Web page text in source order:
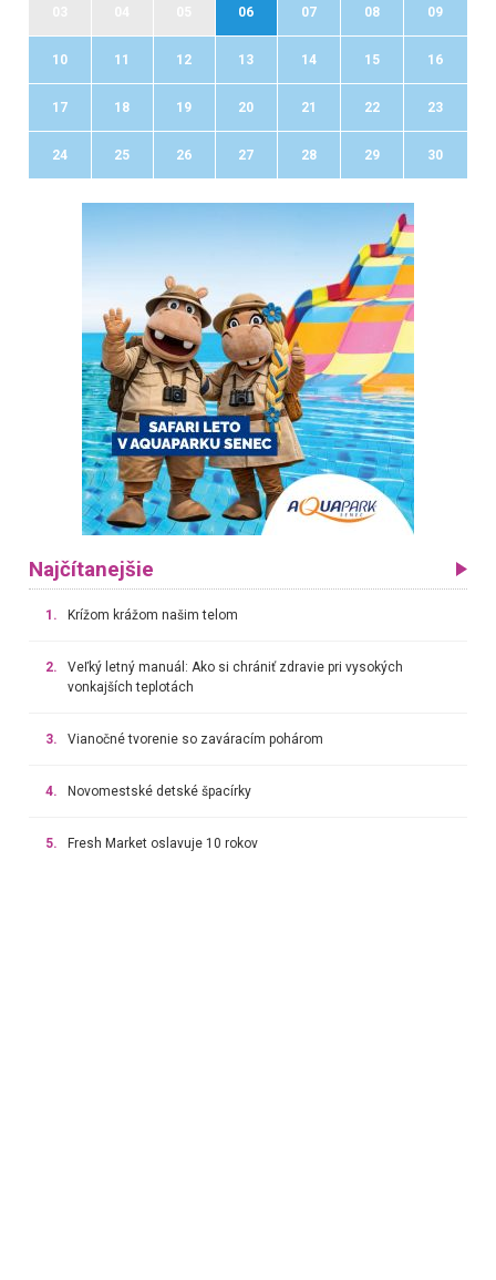
06 07 08 09
10 11 12 13 14 15 16
17 18 19 20 21 22 23
24 25 26 27 28 29 30
Najčítanejšie
1. Krížom krážom našim telom
2.
Veľký letný manuál: Ako si chrániť zdravie pri vysokých
vonkajších teplotách
3. Vianočné tvorenie so zaváracím pohárom
4. Novomestské detské špacírky
5. Fresh Market oslavuje 10 rokov